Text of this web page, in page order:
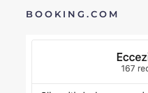
BOOKING.COM